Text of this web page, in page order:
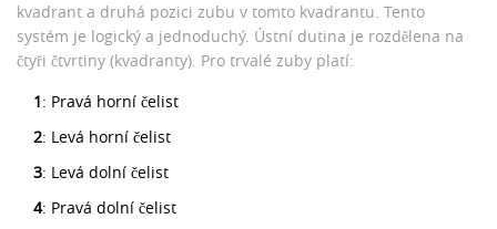
kvadrant a druhá pozici zubu v tomto kvadrantu. Tento
systém je logický a jednoduchý. Ústní dutina je rozdělena na
čtyři čtvrtiny (kvadranty). Pro trvalé zuby platí:
1: Pravá horní čelist
2: Levá horní čelist
3: Levá dolní čelist
4: Pravá dolní čelist